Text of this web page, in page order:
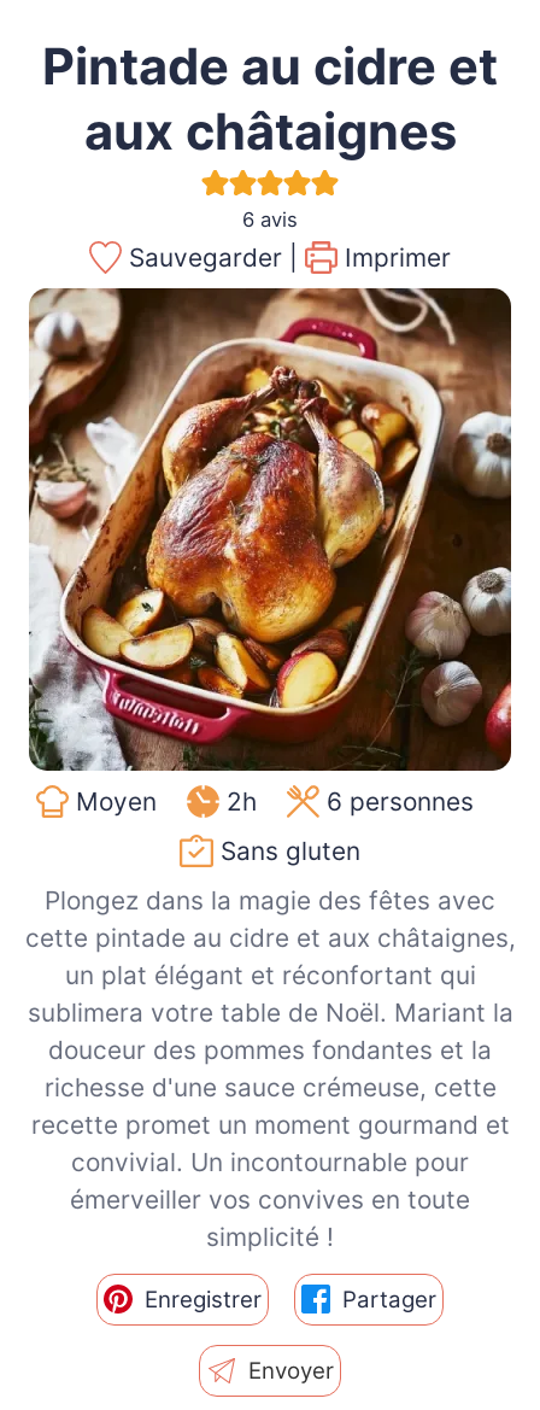
Pintade au cidre et
aux châtaignes
6 avis
Sauvegarder | Imprimer
Moyen 2h 6 personnes
Sans gluten
Plongez dans la magie des fêtes avec
cette pintade au cidre et aux châtaignes,
un plat élégant et réconfortant qui
sublimera votre table de Noël. Mariant la
douceur des pommes fondantes et la
richesse d'une sauce crémeuse, cette
recette promet un moment gourmand et
convivial. Un incontournable pour
émerveiller vos convives en toute
simplicité !
Enregistrer Partager
Envoyer